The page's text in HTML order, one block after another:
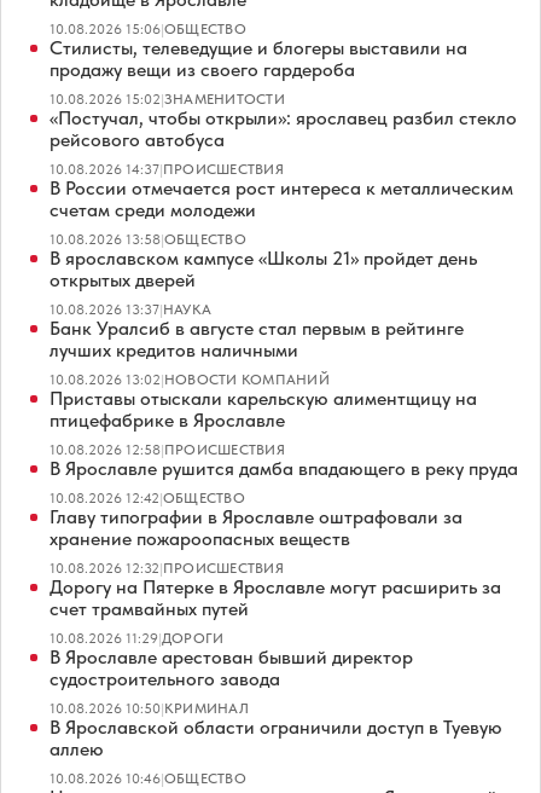
10.08.2026 15:06|ОБЩЕСТВО
Стилисты, телеведущие и блогеры выставили на
продажу вещи из своего гардероба
10.08.2026 15:02|ЗНАМЕНИТОСТИ
«Постучал, чтобы открыли»: ярославец разбил стекло
рейсового автобуса
10.08.2026 14:37|ПРОИСШЕСТВИЯ
В России отмечается рост интереса к металлическим
счетам среди молодежи
10.08.2026 13:58|ОБЩЕСТВО
В ярославском кампусе «Школы 21» пройдет день
открытых дверей
10.08.2026 13:37|НАУКА
Банк Уралсиб в августе стал первым в рейтинге
лучших кредитов наличными
10.08.2026 13:02|НОВОСТИ КОМПАНИЙ
Приставы отыскали карельскую алиментщицу на
птицефабрике в Ярославле
10.08.2026 12:58|ПРОИСШЕСТВИЯ
В Ярославле рушится дамба впадающего в реку пруда
10.08.2026 12:42|ОБЩЕСТВО
Главу типографии в Ярославле оштрафовали за
хранение пожароопасных веществ
10.08.2026 12:32|ПРОИСШЕСТВИЯ
Дорогу на Пятерке в Ярославле могут расширить за
счет трамвайных путей
10.08.2026 11:29|ДОРОГИ
В Ярославле арестован бывший директор
судостроительного завода
10.08.2026 10:50|КРИМИНАЛ
В Ярославской области ограничили доступ в Туевую
аллею
10.08.2026 10:46|ОБЩЕСТВО